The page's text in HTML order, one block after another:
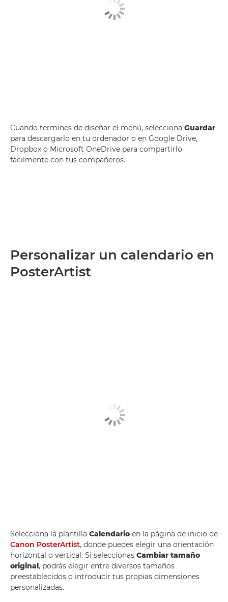
Cuando termines de diseñar el menú, selecciona Guardar
para descargarlo en tu ordenador o en Google Drive,
Dropbox o Microsoft OneDrive para compartirlo
fácilmente con tus compañeros.
Personalizar un calendario en
PosterArtist
Selecciona la plantilla Calendario en la página de inicio de
Canon PosterArtist, donde puedes elegir una orientación
horizontal o vertical. Si seleccionas Cambiar tamaño
original, podrás elegir entre diversos tamaños
preestablecidos o introducir tus propias dimensiones
personalizadas.